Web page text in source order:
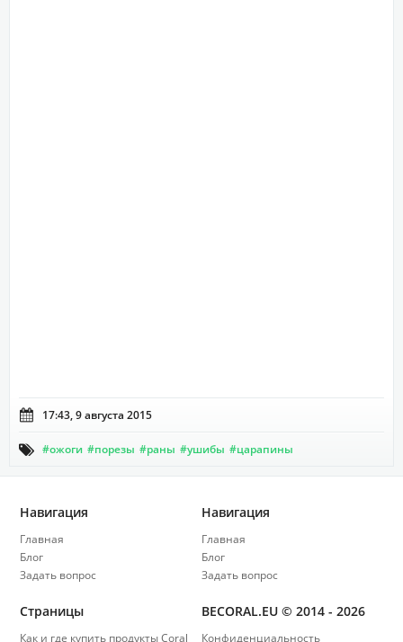
 17:43, 9 августа 2015
 #ожоги #порезы #раны #ушибы #царапины
Навигация
Главная
Блог
Задать вопрос
Навигация
Главная
Блог
Задать вопрос
Страницы
Как и где купить продукты Coral
BECORAL.EU © 2014 - 2026
Конфиденциальность